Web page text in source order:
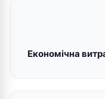
Економічна